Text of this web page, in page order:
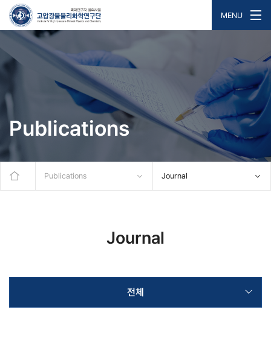
MENU
Publications
Publications Journal
Journal
전체